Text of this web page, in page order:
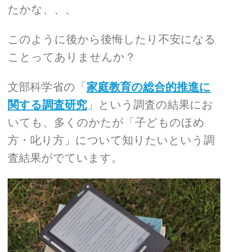
たかな、、、
このように後から後悔したり不安になる
ことってありませんか？
文部科学省の「家庭教育の総合的推進に
関する調査研究 」という調査の結果にお
いても、多くのかたが「子どものほめ
方・叱り方」について知りたいという調
査結果がでています。